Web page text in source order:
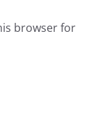
browser for